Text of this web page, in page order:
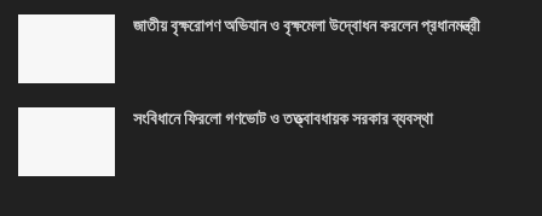
জাতীয় বৃক্ষরোপণ অভিযান ও বৃক্ষমেলা উদ্বোধন করলেন প্রধানমন্ত্রী
সংবিধানে ফিরলো গণভোট ও তত্ত্বাবধায়ক সরকার ব্যবস্থা